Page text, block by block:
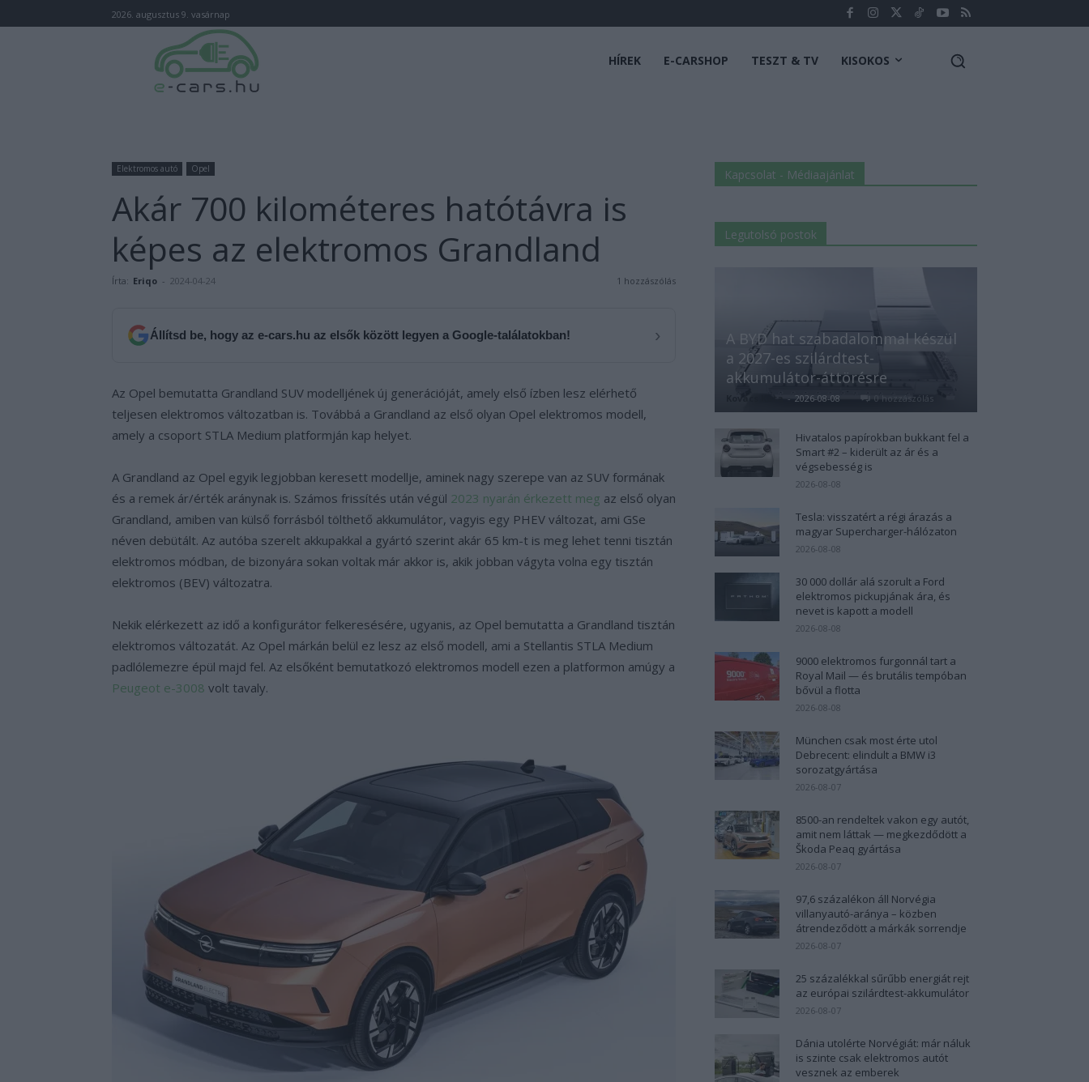
2026. augusztus 9. vasárnap
HÍREK E-CARSHOP TESZT & TV KISOKOS
Elektromos autó Opel
Akár 700 kilométeres hatótávra is
képes az elektromos Grandland
Írta: Eriqo - 2024-04-24 1 hozzászólás
Állítsd be, hogy az e-cars.hu az elsők között legyen a Google-találatokban! ›
Az Opel bemutatta Grandland SUV modelljének új generációját, amely első ízben lesz elérhető
teljesen elektromos változatban is. Továbbá a Grandland az első olyan Opel elektromos modell,
amely a csoport STLA Medium platformján kap helyet.
A Grandland az Opel egyik legjobban keresett modellje, aminek nagy szerepe van az SUV formának
és a remek ár/érték aránynak is. Számos frissítés után végül 2023 nyarán érkezett meg az első olyan
Grandland, amiben van külső forrásból tölthető akkumulátor, vagyis egy PHEV változat, ami GSe
néven debütált. Az autóba szerelt akkupakkal a gyártó szerint akár 65 km-t is meg lehet tenni tisztán
elektromos módban, de bizonyára sokan voltak már akkor is, akik jobban vágyta volna egy tisztán
elektromos (BEV) változatra.
Nekik elérkezett az idő a konfigurátor felkeresésére, ugyanis, az Opel bemutatta a Grandland tisztán
elektromos változatát. Az Opel márkán belül ez lesz az első modell, ami a Stellantis STLA Medium
padlólemezre épül majd fel. Az elsőként bemutatkozó elektromos modell ezen a platformon amúgy a
Peugeot e-3008 volt tavaly.
Kapcsolat - Médiaajánlat
Legutolsó postok
A BYD hat szabadalommal készül
a 2027-es szilárdtest-
akkumulátor-áttörésre
- 2026-08-08 0 hozzászólás
Hivatalos papírokban bukkant fel a
Smart #2 – kiderült az ár és a
végsebesség is
2026-08-08
Tesla: visszatért a régi árazás a
magyar Supercharger-hálózaton
2026-08-08
30 000 dollár alá szorult a Ford
elektromos pickupjának ára, és
nevet is kapott a modell
2026-08-08
9000 elektromos furgonnál tart a
Royal Mail — és brutális tempóban
bővül a flotta
2026-08-08
München csak most érte utol
Debrecent: elindult a BMW i3
sorozatgyártása
2026-08-07
8500-an rendeltek vakon egy autót,
amit nem láttak — megkezdődött a
Škoda Peaq gyártása
2026-08-07
97,6 százalékon áll Norvégia
villanyautó-aránya – közben
átrendeződött a márkák sorrendje
2026-08-07
25 százalékkal sűrűbb energiát rejt
az európai szilárdtest-akkumulátor
2026-08-07
Dánia utolérte Norvégiát: már náluk
is szinte csak elektromos autót
vesznek az emberek